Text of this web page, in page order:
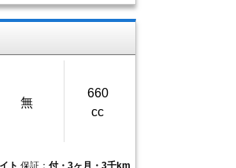
無
660
cc
ト 保証： 付・3ヶ月・3千km